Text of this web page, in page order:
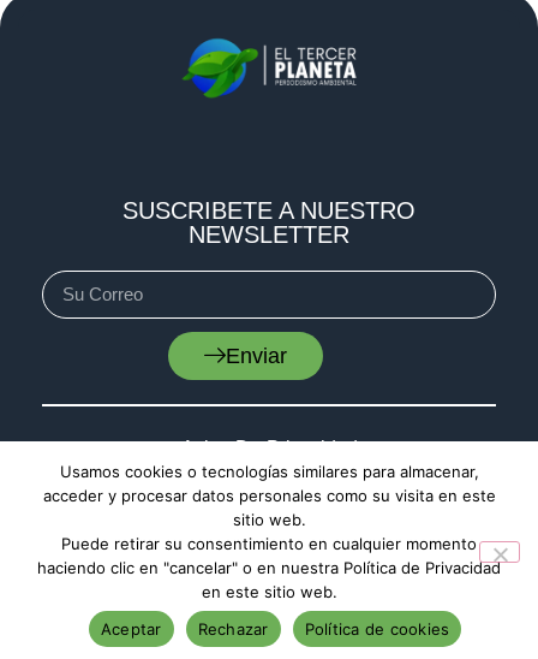
SUSCRIBETE A NUESTRO
NEWSLETTER
Enviar
Aviso De Privacidad
Cookies
Mapa De Sitio
Usamos cookies o tecnologías similares para almacenar,
acceder y procesar datos personales como su visita en este
sitio web.
Puede retirar su consentimiento en cualquier momento
haciendo clic en "cancelar" o en nuestra Política de Privacidad
en este sitio web.
Aceptar
Rechazar Política de cookies